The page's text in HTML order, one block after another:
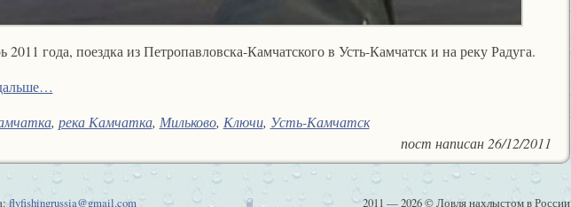
2011 года, поездка из Петропавловска-Камчатского в Усть-Камчатск и на реку Радуга.
, река Камчатка, Мильково, Ключи, Усть-Камчатск
пост написан 26/12/2011
flyfishingrussia@gmail.com w 2011 — 2026 © Ловля нахлыстом в России